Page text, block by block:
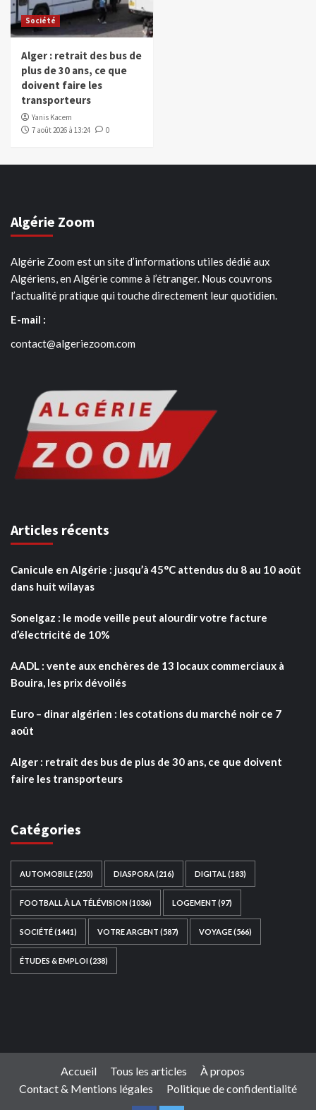
Société
Alger : retrait des bus de
plus de 30 ans, ce que
doivent faire les
transporteurs
Yanis Kacem
7 août 2026 à 13:24
0
Algérie Zoom
Algérie Zoom est un site d’informations utiles dédié aux
Algériens, en Algérie comme à l’étranger. Nous couvrons
l’actualité pratique qui touche directement leur quotidien.
E-mail :
contact@algeriezoom.com
Articles récents
Canicule en Algérie : jusqu’à 45°C attendus du 8 au 10 août
dans huit wilayas
Sonelgaz : le mode veille peut alourdir votre facture
d’électricité de 10%
AADL : vente aux enchères de 13 locaux commerciaux à
Bouira, les prix dévoilés
Euro – dinar algérien : les cotations du marché noir ce 7
août
Alger : retrait des bus de plus de 30 ans, ce que doivent
faire les transporteurs
Catégories
AUTOMOBILE(250) DIASPORA(216) DIGITAL (183)
FOOTBALL À LA TÉLÉVISION(1036) LOGEMENT (97)
SOCIÉTÉ(1441) VOTRE ARGENT (587) VOYAGE(566)
ÉTUDES & EMPLOI(238)
Accueil Tous les articles
À propos
Contact & Mentions légales
Politique de confidentialité